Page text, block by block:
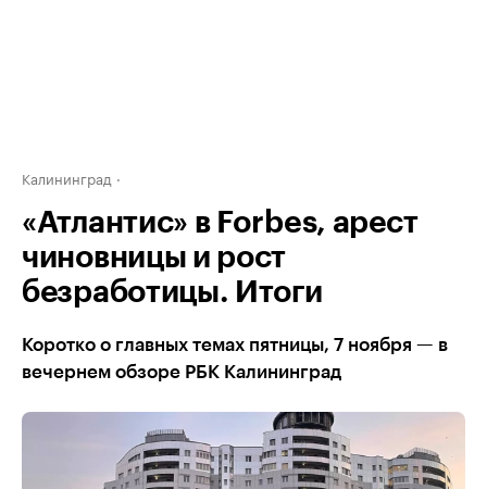
Калининград
«Атлантис» в Forbes, арест
чиновницы и рост
безработицы. Итоги
Коротко о главных темах пятницы, 7 ноября — в
вечернем обзоре РБК Калининград